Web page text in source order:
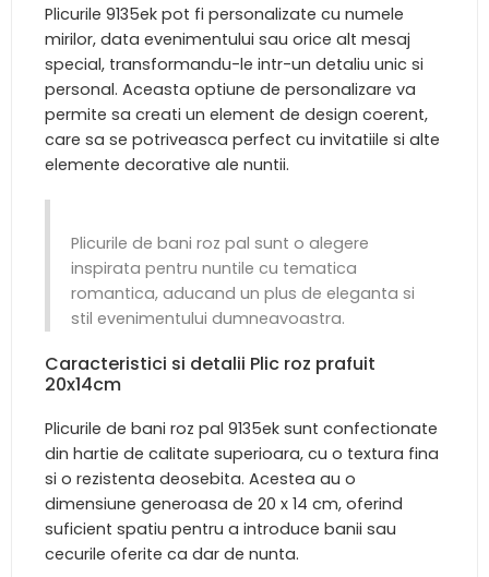
Plicurile 9135ek pot fi personalizate cu numele
mirilor, data evenimentului sau orice alt mesaj
special, transformandu-le intr-un detaliu unic si
personal. Aceasta optiune de personalizare va
permite sa creati un element de design coerent,
care sa se potriveasca perfect cu invitatiile si alte
elemente decorative ale nuntii.
Plicurile de bani roz pal sunt o alegere
inspirata pentru nuntile cu tematica
romantica, aducand un plus de eleganta si
stil evenimentului dumneavoastra.
Caracteristici si detalii Plic roz prafuit
20x14cm
Plicurile de bani roz pal 9135ek sunt confectionate
din hartie de calitate superioara, cu o textura fina
si o rezistenta deosebita. Acestea au o
dimensiune generoasa de 20 x 14 cm, oferind
suficient spatiu pentru a introduce banii sau
cecurile oferite ca dar de nunta.